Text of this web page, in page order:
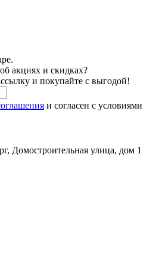
акциях и скидках?
и покупайте с выгодой!
и согласен с условиями
Домостроительная улица, дом 1